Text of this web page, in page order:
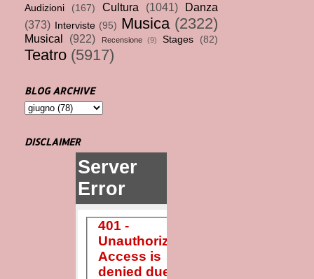
Audizioni (167) Cultura (1041)
Danza
(373)
Interviste (95) Musica (2322)
Musical (922) Recensione (9) Stages (82)
Teatro (5917)
BLOG ARCHIVE
DISCLAIMER